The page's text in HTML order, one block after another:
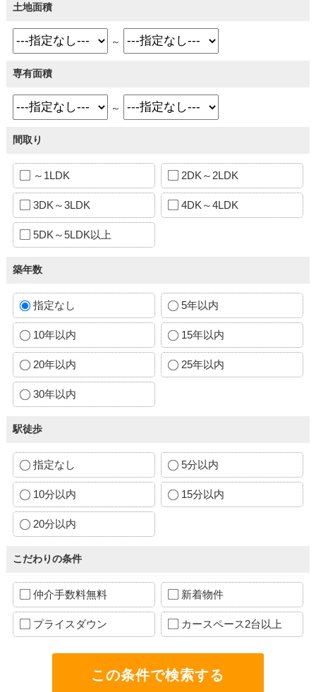
土地面積
～
専有面積
～
間取り
～1LDK 2DK～2LDK
3DK～3LDK 4DK～4LDK
5DK～5LDK以上
築年数
指定なし 5年以内
10年以内 15年以内
20年以内 25年以内
30年以内
駅徒歩
指定なし 5分以内
10分以内 15分以内
20分以内
こだわりの条件
仲介手数料無料 新着物件
プライスダウン カースペース2台以上